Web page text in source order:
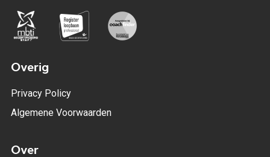
Overig
Privacy Policy
Algemene Voorwaarden
Over